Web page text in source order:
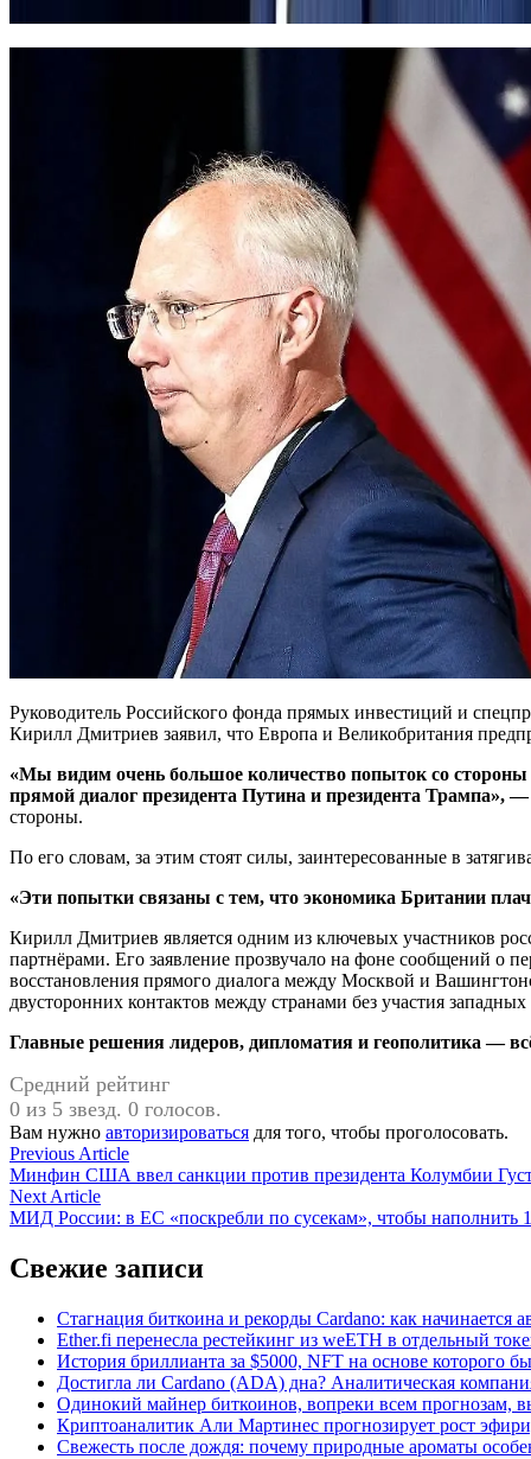
Руководитель Российского фонда прямых инвестиций и
Кирилл Дмитриев заявил, что Европа и Великобритания
«Мы видим очень большое количество попыток со
прямой диалог президента Путина и президента Трампа», —
стороны.
По его словам, за этим стоят силы, заинтересованные в
«Эти попытки связаны с тем, что экономика Британии
Кирилл Дмитриев является одним из ключевых участников
партнёрами. Его заявление прозвучало на фоне сообщений о
восстановления прямого диалога между Москвой и
двусторонних контактов между странами без участия
Главные решения лидеров, дипломатия и геополитика —
Средний рейтинг
0 из 5 звезд. 0 голосов.
Вам нужно авторизироваться для того, чтобы проголосовать.
Навигация
по
записям
Previous ArticlePrevious
article:
Минфин США ввел санкции против президента Колумбии
Next ArticleNext
article:
МИД России: в ЕС «поскребли по сусекам», чтобы наполнить
Свежие записи
Стагнация биткоина и рекорды Cardano: как начинается
Ether.fi перенесла рестейкинг из weETH в отдельный
История бриллианта за $5000, NFT на основе которого
Достигла ли Cardano (ADA) дна? Аналитическая
Одинокий майнер биткоинов, вопреки всем прогнозам,
Криптоаналитик Али Мартинес прогнозирует рост
Свежесть после дождя: почему природные ароматы